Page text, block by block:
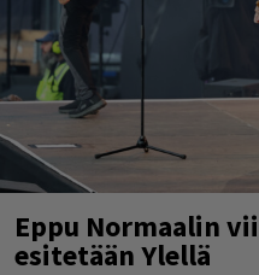
Eppu Normaalin
esitetään Ylellä